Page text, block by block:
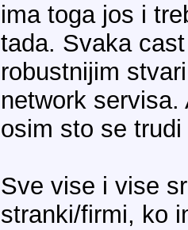
ima toga jos i
tada. Svaka
robustnijim
network
osim sto se
Sve vise i vise
stranki/firmi, ko